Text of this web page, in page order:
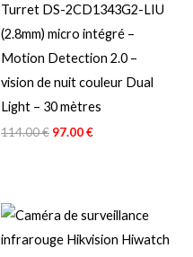
Turret DS-2CD1343G2-LIU
(2.8mm) micro intégré –
Motion Detection 2.0 –
vision de nuit couleur Dual
Light – 30 mètres
114.00€ 97.00€